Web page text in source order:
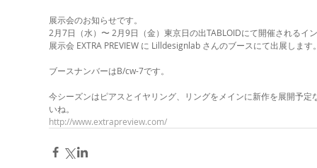
展示会のお知らせです。
2月7日（水）〜 2月9日（金）東京日の出TABLOIDにて開催されるイ
展示会 EXTRA PREVIEW に Lilldesignlab さんのブースにて出展します
ブースナンバーはB/cw-7です。
今シーズンはピアスとイヤリング、リングをメインに新作を展開予
いね。
http://www.extrapreview.com/